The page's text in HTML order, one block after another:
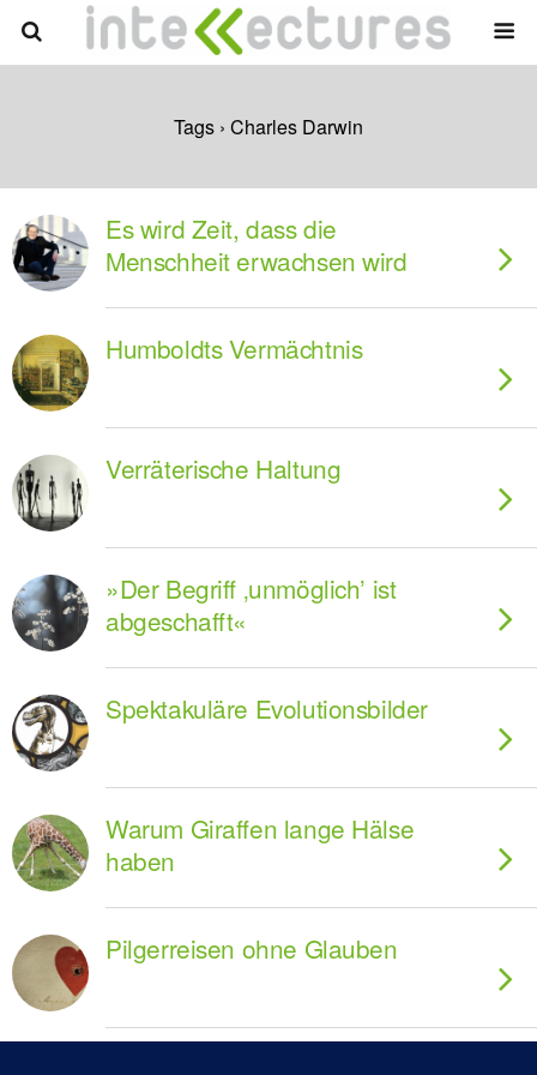
Tags › Charles Darwin
Es wird Zeit, dass die
Menschheit erwachsen wird
Humboldts Vermächtnis
Verräterische Haltung
»Der Begriff ‚unmöglich’ ist
abgeschafft«
Spektakuläre Evolutionsbilder
Warum Giraffen lange Hälse
haben
Pilgerreisen ohne Glauben